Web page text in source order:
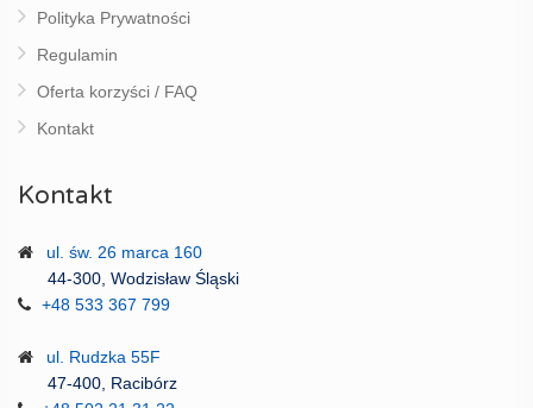
Polityka Prywatności
Regulamin
Oferta korzyści / FAQ
Kontakt
Kontakt
ul. św. 26 marca 160
44-300, Wodzisław Śląski
+48 533 367 799
ul. Rudzka 55F
47-400, Racibórz